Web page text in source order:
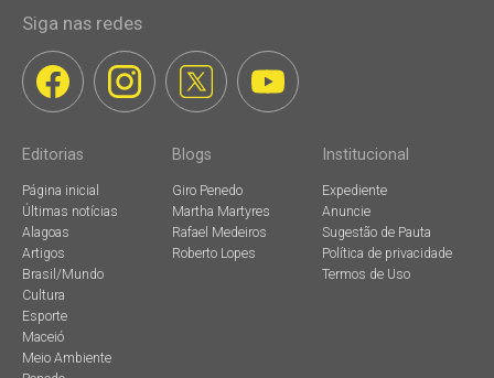
Siga nas redes
Editorias
Página inicial
Últimas notícias
Alagoas
Artigos
Brasil/Mundo
Cultura
Esporte
Maceió
Meio Ambiente
Blogs
Giro Penedo
Martha Martyres
Rafael Medeiros
Roberto Lopes
Institucional
Expediente
Anuncie
Sugestão de Pauta
Política de privacidade
Termos de Uso